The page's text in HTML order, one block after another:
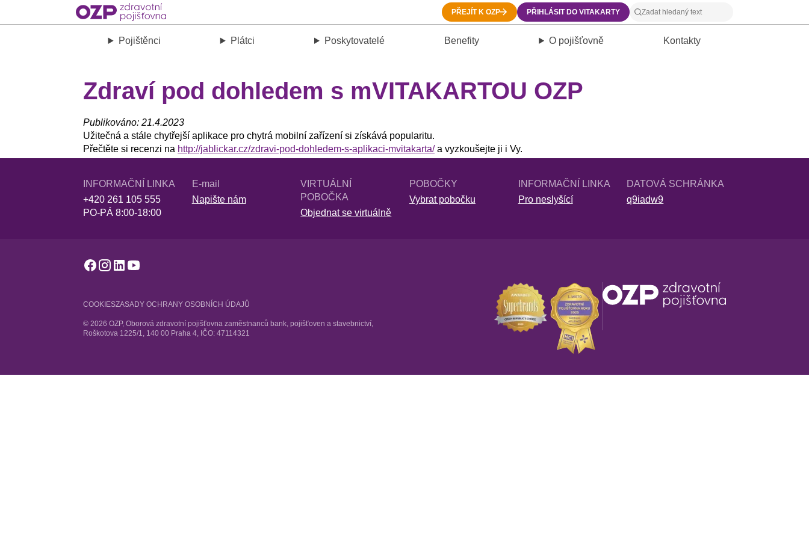
PŘEJÍT K OZP PŘIHLÁSIT DO VITAKARTY
Pojištěnci Plátci Poskytovatelé Benefity O pojišťovně Kontakty
Zdraví pod dohledem s mVITAKARTOU OZP
Publikováno: 21.4.2023
Užitečná a stále chytřejší aplikace pro chytrá mobilní zařízení si získává popularitu.
Přečtěte si recenzi na http://jablickar.cz/zdravi-pod-dohledem-s-aplikaci-mvitakarta/a vyzkoušejte ji i Vy.
INFORMAČNÍ LINKA
+420 261 105 555
PO-PÁ 8:00-18:00
E-mail
Napište nám
VIRTUÁLNÍ
POBOČKA
Objednat se virtuálně
POBOČKY
Vybrat pobočku
INFORMAČNÍ LINKA
Pro neslyšící
DATOVÁ SCHRÁNKA
q9iadw9
COOKIESZASADY OCHRANY OSOBNÍCH ÚDAJŮ
© 2026 OZP, Oborová zdravotní pojišťovna zaměstnanců bank, pojišťoven a stavebnictví,
Roškotova 1225/1, 140 00 Praha 4, IČO: 47114321